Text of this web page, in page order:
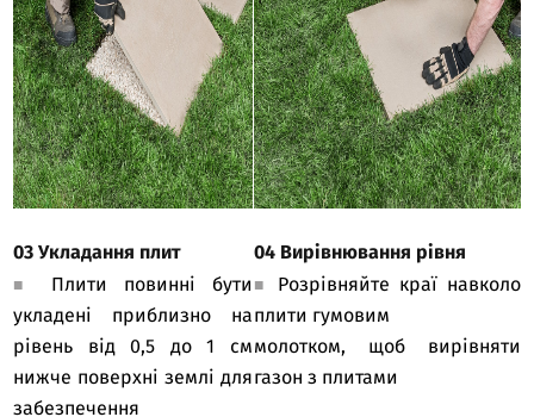
03 Укладання плит 04 Вирівнювання рівня
■
Плити повинні бути
укладені приблизно на
рівень від 0,5 до 1 см
нижче поверхні землі для
забезпечення
■
Розрівняйте краї навколо
плити гумовим
молотком, щоб вирівняти
газон з плитами